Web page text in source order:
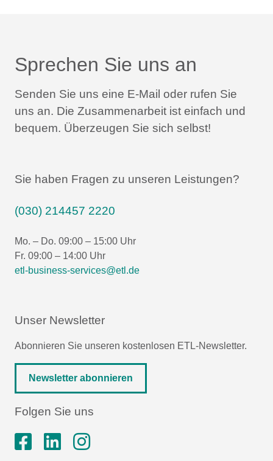
Sprechen Sie uns an
Senden Sie uns eine E-Mail oder rufen Sie
uns an. Die Zusammenarbeit ist einfach und
bequem. Überzeugen Sie sich selbst!
Sie haben Fragen zu unseren Leistungen?
(030) 214457 2220
Mo. – Do. 09:00 – 15:00 Uhr
Fr. 09:00 – 14:00 Uhr
etl-business-services@etl.de
Unser Newsletter
Abonnieren Sie unseren kostenlosen ETL-Newsletter.
Newsletter abonnieren
Folgen Sie uns